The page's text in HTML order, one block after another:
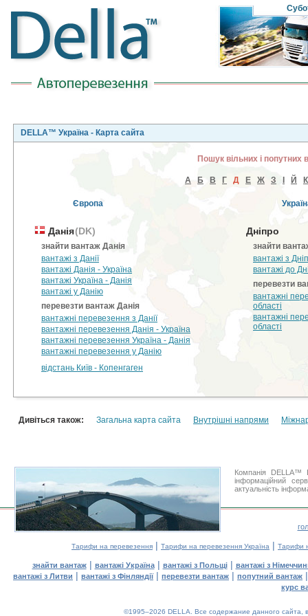
DELLA™ Україна - Карта сайта
Пошук вільних і попутних
А Б В Г Д Е Ж З Й К
Європа
Данія(DK)
знайти вантаж Данія
вантажі з Данії
вантажі Данія - Україна
вантажі Україна - Данія
вантажі у Данію
перевезти вантаж Данія
вантажні перевезення з Данії
вантажні перевезення Данія - Україна
вантажні перевезення Україна - Данія
вантажні перевезення у Данію
відстань Київ - Копенгаген
Дніпро
знайти
вантажі з
вантажі до
перевезти
вантажні
області
вантажні
області
Дивіться також: Загальна карта сайта Внутрішні напрями
Компанія DELLA™
інформаційний
актуальність
Тарифи на перевезення | Тарифи на перевезення Україна | Тарифи
знайти вантаж| вантажі Україна| вантажі з Польщі| вантажі з
вантажі з Литви | вантажі з Фінляндії| перевезти вантаж | попутний вантаж
курс
©1995–2026 DELLA. Все содержание данного сайта,